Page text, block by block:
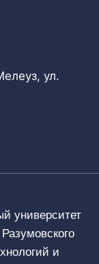
ул.
университет
и